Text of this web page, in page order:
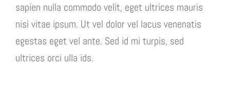
sapien nulla commodo velit, eget ultrices mauris
nisi vitae ipsum. Ut vel dolor vel lacus venenatis
egestas eget vel ante. Sed id mi turpis, sed
ultrices orci ulla ids.